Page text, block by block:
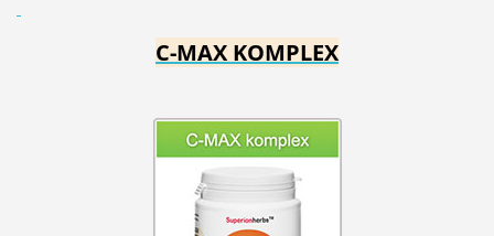
C-MAX KOMPLEX